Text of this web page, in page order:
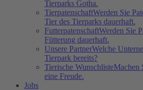
Tierparks Gotha.
TierpatenschaftWerden Sie
Tier des Tierparks dauerhaft.
FutterpatenschaftWerden Sie
Fütterung dauerhaft.
Unsere PartnerWelche
Tierpark bereits?
Tierische WunschlisteMachen
eine Freude.
Jobs